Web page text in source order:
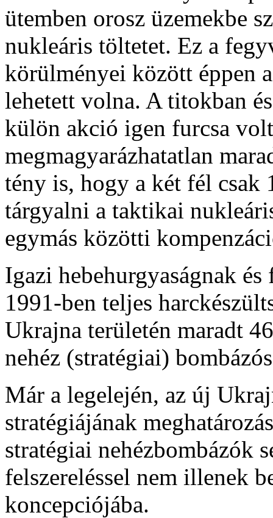
ütemben orosz üzemekbe
nukleáris töltetet. Ez a
körülményei között éppen
lehetett volna. A titokban
külön akció igen furcsa
megmagyarázhatatlan
tény is, hogy a két fél csak
tárgyalni a taktikai
egymás közötti
Igazi hebehurgyaságnak
1991-ben teljes
Ukrajna területén maradt
nehéz (stratégiai)
Már a legelején, az új
stratégiájának
stratégiai nehézbombázók
felszereléssel nem illenek
koncepciójába.